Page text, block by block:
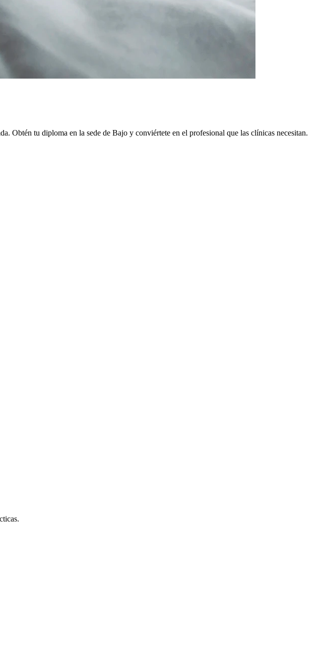
Obtén tu diploma en la sede de Bajo y conviértete en el profesional que las clínicas necesitan.